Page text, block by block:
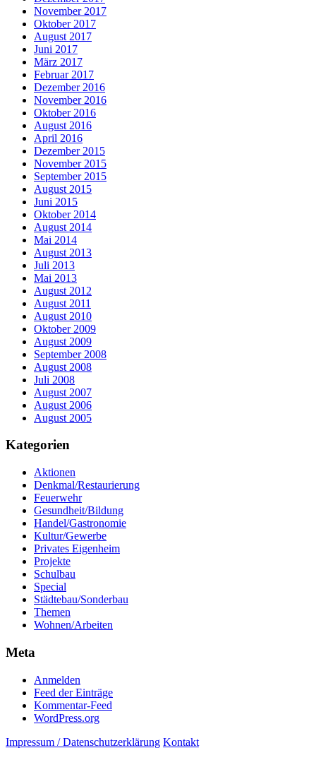
November 2017
Oktober 2017
August 2017
Juni 2017
März 2017
Februar 2017
Dezember 2016
November 2016
Oktober 2016
August 2016
April 2016
Dezember 2015
November 2015
September 2015
August 2015
Juni 2015
Oktober 2014
August 2014
Mai 2014
August 2013
Juli 2013
Mai 2013
August 2012
August 2011
August 2010
Oktober 2009
August 2009
September 2008
August 2008
Juli 2008
August 2007
August 2006
August 2005
Kategorien
Aktionen
Denkmal/Restaurierung
Feuerwehr
Gesundheit/Bildung
Handel/Gastronomie
Kultur/Gewerbe
Privates Eigenheim
Projekte
Schulbau
Special
Städtebau/Sonderbau
Themen
Wohnen/Arbeiten
Meta
Anmelden
Feed der Einträge
Kommentar-Feed
WordPress.org
Impressum / Datenschutzerklärung Kontakt